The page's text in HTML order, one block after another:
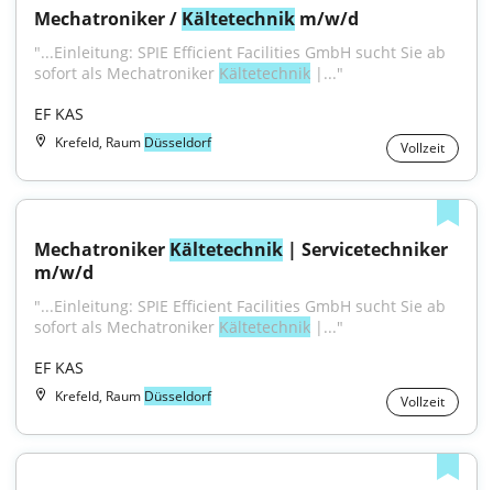
Mechatroniker / Kältetechnik m/w/d
"...Einleitung: SPIE Efficient Facilities GmbH sucht Sie ab
sofort als Mechatroniker Kältetechnik |..."
EF KAS
Krefeld, Raum Düsseldorf Vollzeit
Mechatroniker Kältetechnik | Servicetechniker
m/w/d
"...Einleitung: SPIE Efficient Facilities GmbH sucht Sie ab
sofort als Mechatroniker Kältetechnik |..."
EF KAS
Krefeld, Raum Düsseldorf Vollzeit